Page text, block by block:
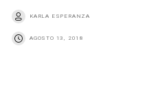
KARLA ESPERANZA
AGOSTO 13, 2018